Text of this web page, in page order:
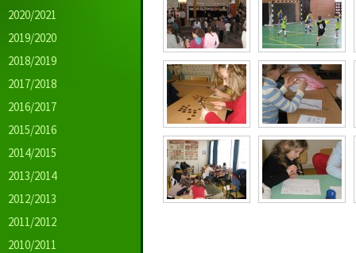
2020/2021
2019/2020
2018/2019
2017/2018
2016/2017
2015/2016
2014/2015
2013/2014
2012/2013
2011/2012
2010/2011